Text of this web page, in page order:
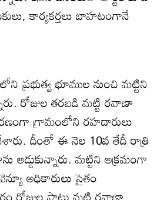
కార్యకర్తలు బాహటంగానే
భూముల నుంచి మట్టిని
రోజుల తరబడి మట్టి రవాణా
గ్రామంలోని రహదారులు
దీంతో ఈ నెల 10వ తేదీ రాత్రి
మట్టిని అక్రమంగా
అధికారులు సైతం